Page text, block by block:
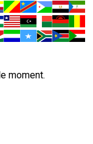
moment.